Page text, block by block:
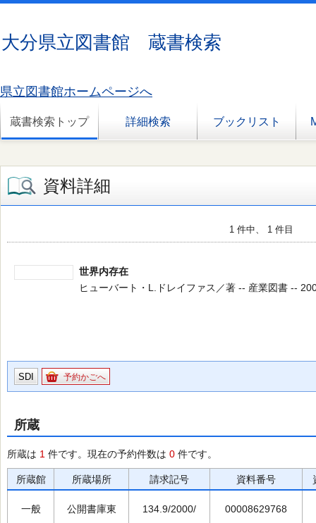
大分県立図書館 蔵書検索
県立図書館ホームページへ
蔵書検索トップ 詳細検索 ブックリスト
資料詳細
1 件中、 1 件目
世界内存在
ヒューバート・L.ドレイファス／著 -- 産業図書 --
SDI 予約かごへ
所蔵
所蔵は 1 件です。現在の予約件数は 0 件です。
所蔵館 所蔵場所 請求記号 資料番号
一般 公開書庫東 134.9/2000/ 00008629768